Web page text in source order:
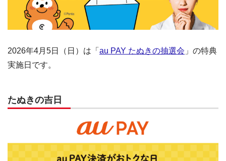
2026年4月5日（日）は「 au PAY たぬきの抽選会 」の特典
実施日です。
たぬきの吉日